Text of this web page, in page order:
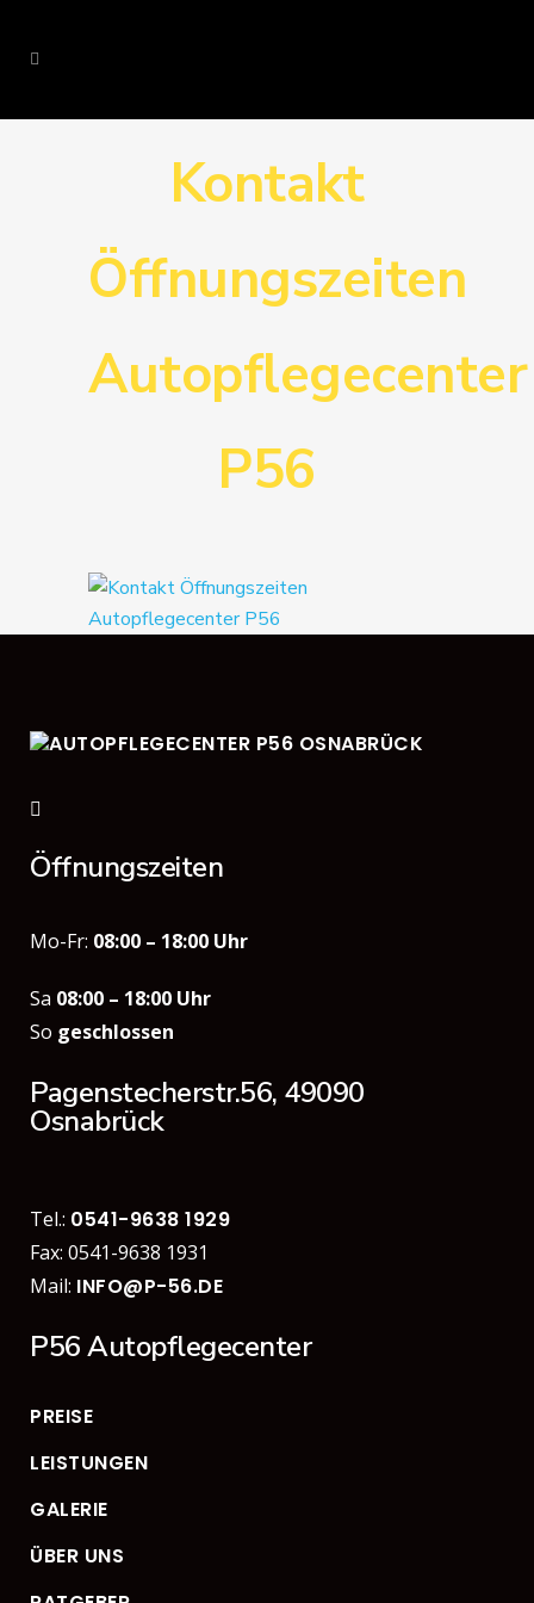
Kontakt
Öffnungszeiten
Autopflegecenter
P56
Öffnungszeiten
Mo-Fr: 08:00 – 18:00 Uhr
Sa 08:00 – 18:00 Uhr
So geschlossen
Pagenstecherstr.56, 49090
Osnabrück
Tel.: 0541-9638 1929
Fax: 0541-9638 1931
Mail: INFO@P-56.DE
P56 Autopflegecenter
PREISE
LEISTUNGEN
GALERIE
ÜBER UNS